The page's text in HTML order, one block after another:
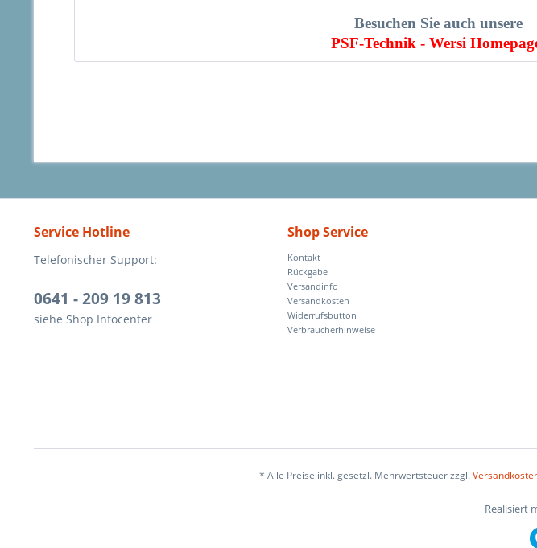
Besuchen Sie auch unsere
PSF-Technik - Wersi
Service Hotline
Telefonischer Support:
0641 - 209 19 813
siehe Shop Infocenter
Shop Service
Kontakt
Rückgabe
Versandinfo
Versandkosten
Widerrufsbutton
Verbraucherhinweise
* Alle Preise inkl. gesetzl. Mehrwertsteuer zzgl.
Realisiert